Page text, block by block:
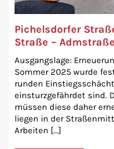
Pichelsdorfer
Straße –
Ausgangslage:
Sommer 2025 wurde
runden
einsturzgefährdet sind.
müssen diese daher
liegen in der
Arbeiten [...]